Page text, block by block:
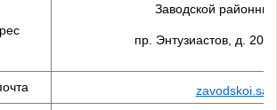
Заводской
пр. Энтузиастов, д. 20